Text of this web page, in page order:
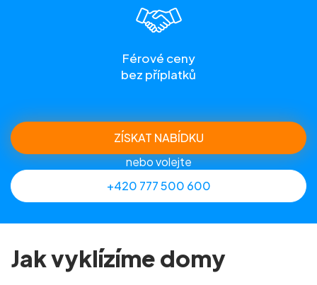
Férové ceny
bez příplatků
ZÍSKAT NABÍDKU
nebo volejte
+420 777 500 600
Jak vyklízíme domy